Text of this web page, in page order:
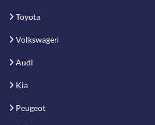
Toyota
Volkswagen
Audi
Kia
Peugeot